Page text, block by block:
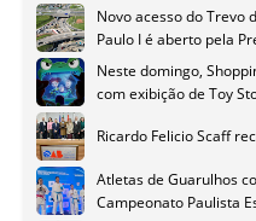
Novo acesso do Trevo
Paulo I é aberto pela
Neste domingo,
com exibição de Toy
Ricardo Felicio Scaff
Atletas de Guarulhos
Campeonato Paulista